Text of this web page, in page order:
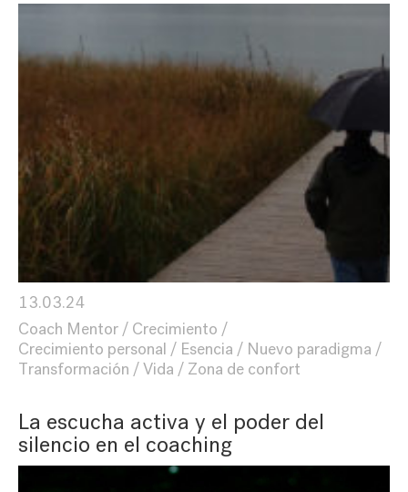
13.03.24
Coach Mentor
Crecimiento
Crecimiento personal
Esencia
Nuevo paradigma
Transformación
Vida Zona de confort
La escucha activa y el poder del
silencio en el coaching